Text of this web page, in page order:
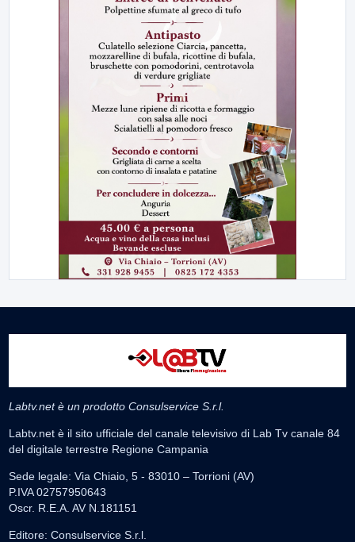
Labtv.net è un prodotto Consulservice S.r.l.
Labtv.net è il sito ufficiale del canale televisivo di Lab Tv canale 84
del digitale terrestre Regione Campania
Sede legale: Via Chiaio, 5 - 83010 – Torrioni (AV)
P.IVA 02757950643
Oscr. R.E.A. AV N.181151
Editore: Consulservice S.r.l.